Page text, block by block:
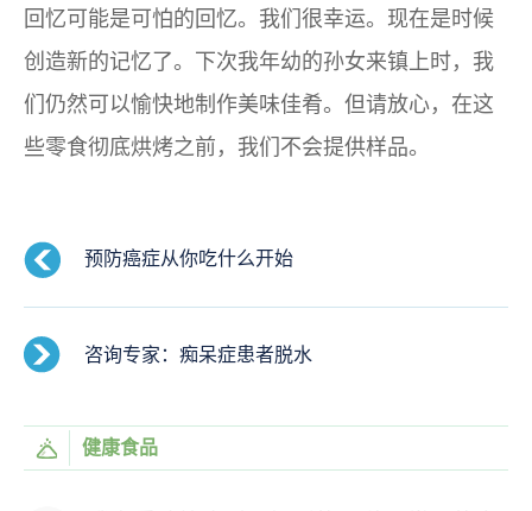
回忆可能是可怕的回忆。我们很幸运。现在是时候
创造新的记忆了。下次我年幼的孙女来镇上时，我
们仍然可以愉快地制作美味佳肴。但请放心，在这
些零食彻底烘烤之前，我们不会提供样品。
预防癌症从你吃什么开始
咨询专家：痴呆症患者脱水
健康食品